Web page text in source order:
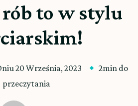
rób to w stylu
20 Września, 2023
2min do
przeczytania